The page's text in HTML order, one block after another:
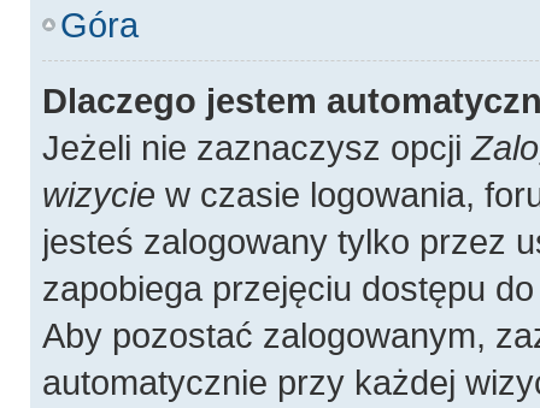
Góra
Dlaczego jestem
Jeżeli nie zaznaczysz opcji
wizycie w czasie logowania,
jesteś zalogowany tylko przez
zapobiega przejęciu dostępu
Aby pozostać zalogowanym,
automatycznie przy każdej